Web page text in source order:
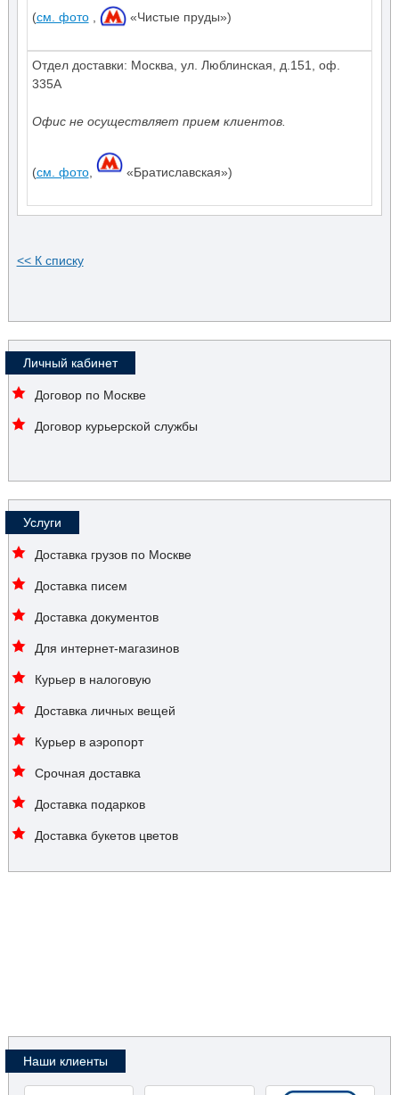
(см. фото, «Чистые пруды»)
Отдел доставки: Москва, ул. Люблинская, д.151, оф.
335А
Офис не осуществляет прием клиентов.
(см. фото, «Братиславская»)
<< К списку
Личный кабинет
Договор по Москве
Договор курьерской службы
Услуги
Доставка грузов по Москве
Доставка писем
Доставка документов
Для интернет-магазинов
Курьер в налоговую
Доставка личных вещей
Курьер в аэропорт
Срочная доставка
Доставка подарков
Доставка букетов цветов
Наши клиенты